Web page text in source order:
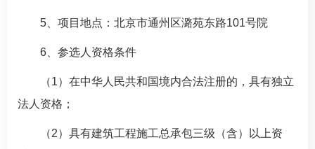
5、项目地点：北京市通州区潞苑东路101号院
6、参选人资格条件
（1）在中华人民共和国境内合法注册的，具有独立
法人资格；
（2）具有建筑工程施工总承包三级（含）以上资